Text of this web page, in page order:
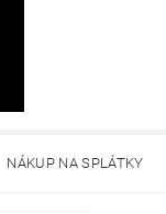
NÁKUP NA SPLÁTKY